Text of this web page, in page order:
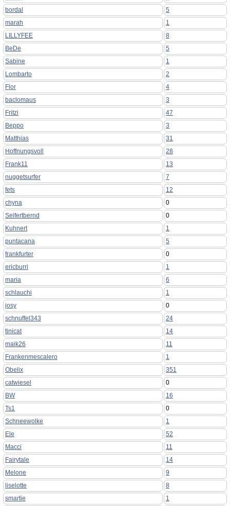
bordal
5
marah
1
LILLYFEE
8
BeDe
5
Sabine
1
Lombarto
2
Flor
4
baclomaus
3
Fritzi
47
Beppo
3
Matthias
31
Hoffnungsvoll
28
Frank11
13
nuggetsurfer
7
fets
12
chyna
0
Seifertbernd
0
Kuhnert
1
puntacana
5
frankfurter
0
ericburri
1
maria
6
schlauchi
1
josy
0
schnuffel343
24
tinicat
14
maik26
11
Frankenmescalero
1
Obelix
351
catwiesel
0
BW
16
Ts1
0
Schneewolke
1
Ele
52
Macci
11
Fairytale
14
Melone
9
liselotte
8
smartie
1